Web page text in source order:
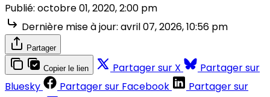
Publié: octobre 01, 2020, 2:00 pm
Dernière mise à jour: avril 07, 2026, 10:56 pm
Partager
Copier le lien Partager sur X
Partager sur
Bluesky
Partager sur Facebook
Partager sur